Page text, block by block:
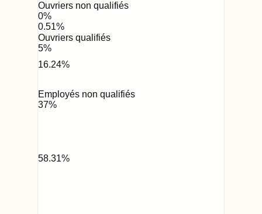
Ouvriers non qualifiés
0%
0.51%
Ouvriers qualifiés
5%
16.24%
Employés non qualifiés
37%
58.31%